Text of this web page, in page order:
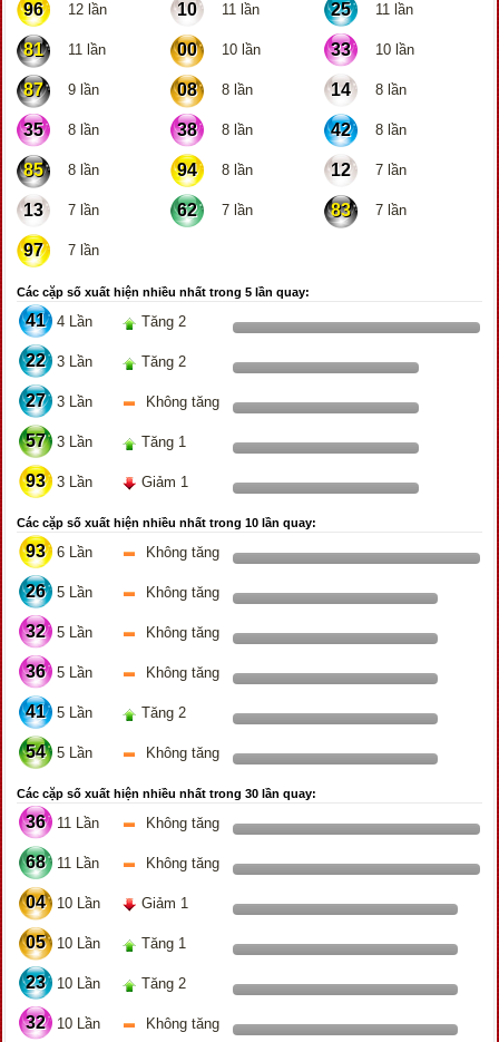
96 12 lần 10 11 lần 25 11 lần
81 11 lần 00 10 lần 33 10 lần
87 9 lần 08 8 lần 14 8 lần
35 8 lần 38 8 lần 42 8 lần
85 8 lần 94 8 lần 12 7 lần
13 7 lần 62 7 lần 83 7 lần
97 7 lần
Các cặp số xuất hiện nhiều nhất trong 5 lần quay:
41 4 Lần Tăng 2
22 3 Lần Tăng 2
27 3 Lần Không tăng
57 3 Lần Tăng 1
93 3 Lần Giảm 1
Các cặp số xuất hiện nhiều nhất trong 10 lần quay:
93 6 Lần Không tăng
26 5 Lần Không tăng
32 5 Lần Không tăng
36 5 Lần Không tăng
41 5 Lần Tăng 2
54 5 Lần Không tăng
Các cặp số xuất hiện nhiều nhất trong 30 lần quay:
36 11 Lần Không tăng
68 11 Lần Không tăng
04 10 Lần Giảm 1
05 10 Lần Tăng 1
23 10 Lần Tăng 2
32 10 Lần Không tăng